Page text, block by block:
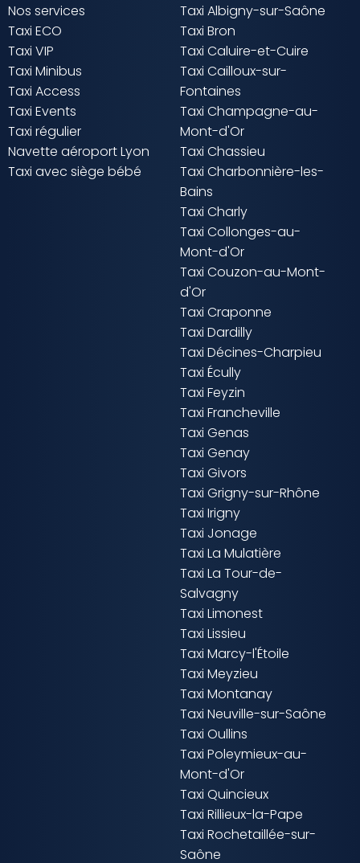
Nos services
Taxi ECO
Taxi VIP
Taxi Minibus
Taxi Access
Taxi Events
Taxi régulier
Navette aéroport Lyon
Taxi avec siège bébé
Taxi Albigny-sur-Saône
Taxi Bron
Taxi Caluire-et-Cuire
Taxi Cailloux-sur-
Fontaines
Taxi Champagne-au-
Mont-d'Or
Taxi Chassieu
Taxi Charbonnière-les-
Bains
Taxi Charly
Taxi Collonges-au-
Mont-d'Or
Taxi Couzon-au-Mont-
d'Or
Taxi Craponne
Taxi Dardilly
Taxi Décines-Charpieu
Taxi Écully
Taxi Feyzin
Taxi Francheville
Taxi Genas
Taxi Genay
Taxi Givors
Taxi Grigny-sur-Rhône
Taxi Irigny
Taxi Jonage
Taxi La Mulatière
Taxi La Tour-de-
Salvagny
Taxi Limonest
Taxi Lissieu
Taxi Marcy-l'Étoile
Taxi Meyzieu
Taxi Montanay
Taxi Neuville-sur-Saône
Taxi Oullins
Taxi Poleymieux-au-
Mont-d'Or
Taxi Quincieux
Taxi Rillieux-la-Pape
Taxi Rochetaillée-sur-
Saône